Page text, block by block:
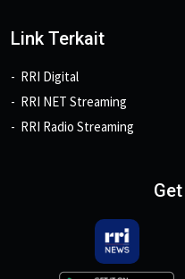
Link Terkait
RRI Digital
RRI NET Streaming
RRI Radio Streaming